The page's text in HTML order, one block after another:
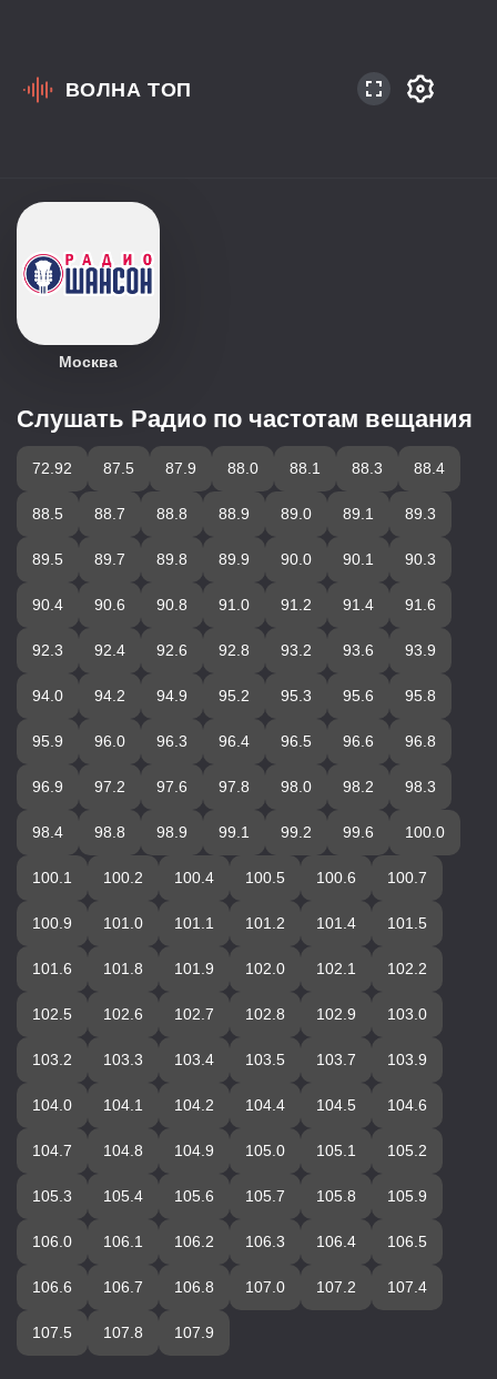
ВОЛНА ТОП
Радиостанции на
Москва
Слушать Радио по частотам вещания
72.92 87.5 87.9 88.0 88.1 88.3 88.4
88.5 88.7 88.8 88.9 89.0 89.1 89.3
89.5 89.7 89.8 89.9 90.0 90.1 90.3
90.4 90.6 90.8 91.0 91.2 91.4 91.6
92.3 92.4 92.6 92.8 93.2 93.6 93.9
94.0 94.2 94.9 95.2 95.3 95.6 95.8
95.9 96.0 96.3 96.4 96.5 96.6 96.8
96.9 97.2 97.6 97.8 98.0 98.2 98.3
98.4 98.8 98.9 99.1 99.2 99.6 100.0
100.1 100.2 100.4 100.5 100.6 100.7
100.9 101.0 101.1 101.2 101.4 101.5
101.6 101.8 101.9 102.0 102.1 102.2
102.5 102.6 102.7 102.8 102.9 103.0
103.2 103.3 103.4 103.5 103.7 103.9
104.0 104.1 104.2 104.4 104.5 104.6
104.7 104.8 104.9 105.0 105.1 105.2
105.3 105.4 105.6 105.7 105.8 105.9
106.0 106.1 106.2 106.3 106.4 106.5
106.6 106.7 106.8 107.0 107.2 107.4
107.5 107.8 107.9